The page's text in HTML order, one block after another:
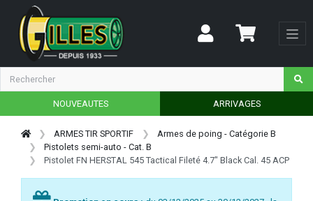
NOUVEAUTES ARRIVAGES
ARMES TIR SPORTIF
Armes de poing - Catégorie B
Pistolets semi-auto - Cat. B
Pistolet FN HERSTAL 545 Tactical Fileté 4.7" Black Cal. 45 ACP